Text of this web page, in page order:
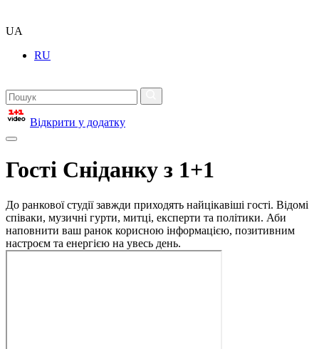
UA
RU
Відкрити у додатку
Гості Сніданку з 1+1
До ранкової студії завжди приходять найцікавіші гості. Відомі
співаки, музичні гурти, митці, експерти та політики. Аби
наповнити ваш ранок корисною інформацією, позитивним
настроєм та енергією на увесь день.